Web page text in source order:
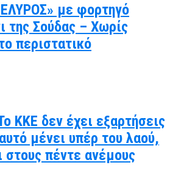
με φορτηγό
της Σούδας – Χωρίς
περιστατικό
ΚΚΕ δεν έχει εξαρτήσεις
μένει υπέρ του λαού,
στους πέντε ανέμους